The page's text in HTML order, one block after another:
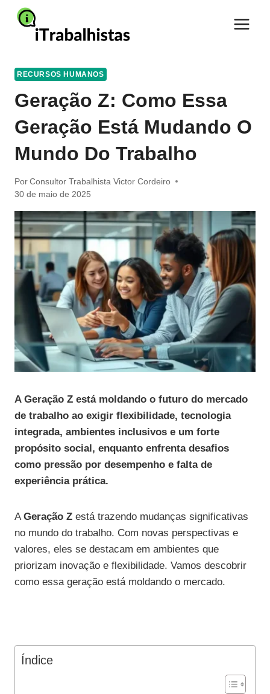
Pular
para
RECURSOS HUMANOS
Geração Z: Como Essa
Geração Está Mudando O
Mundo Do Trabalho
Por Consultor Trabalhista Victor Cordeiro
30 de maio de 2025
A Geração Z está moldando o futuro do mercado
de trabalho ao exigir flexibilidade, tecnologia
integrada, ambientes inclusivos e um forte
propósito social, enquanto enfrenta desafios
como pressão por desempenho e falta de
experiência prática.
AGeração Z está trazendo mudanças significativas
no mundo do trabalho. Com novas perspectivas e
valores, eles se destacam em ambientes que
priorizam inovação e flexibilidade. Vamos descobrir
como essa geração está moldando o mercado.
Índice